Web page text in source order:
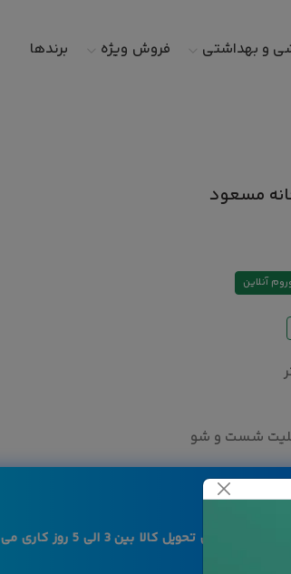
و بهداشتی فروش ویژه برندها
آنلاین
شست و شو
کاربرگرامی لازم به ذکر است بازه زمانی تحویل کالا بین 3 الی 5 روز کاری می